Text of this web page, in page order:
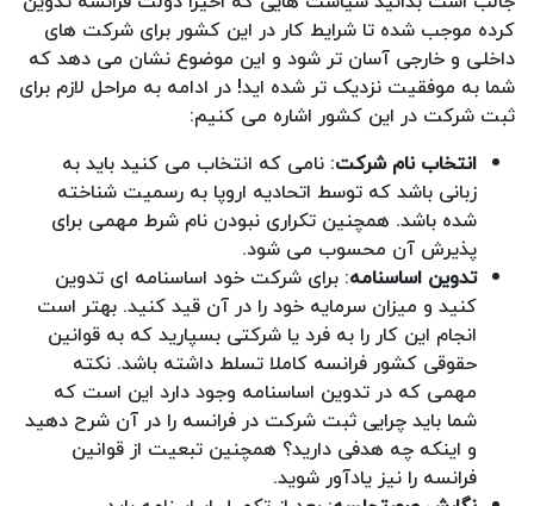
کرده موجب شده تا شرایط کار در این کشور برای شرکت های
داخلی و خارجی آسان تر شود و این موضوع نشان می دهد که
شما به موفقیت نزدیک تر شده اید! در ادامه به مراحل لازم برای
ثبت شرکت در این کشور اشاره می کنیم:
انتخاب نام شرکت: نامی که انتخاب می کنید باید به
زبانی باشد که توسط اتحادیه اروپا به رسمیت شناخته
شده باشد. همچنین تکراری نبودن نام شرط مهمی برای
پذیرش آن محسوب می شود.
تدوین اساسنامه: برای شرکت خود اساسنامه ای تدوین
کنید و میزان سرمایه خود را در آن قید کنید. بهتر است
انجام این کار را به فرد یا شرکتی بسپارید که به قوانین
حقوقی کشور فرانسه کاملا تسلط داشته باشد. نکته
مهمی که در تدوین اساسنامه وجود دارد این است که
شما باید چرایی ثبت شرکت در فرانسه را در آن شرح دهید
و اینکه چه هدفی دارید؟ همچنین تبعیت از قوانین
فرانسه را نیز یادآور شوید.